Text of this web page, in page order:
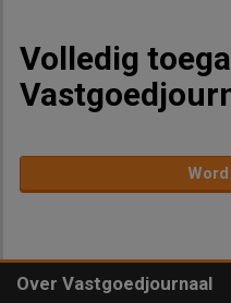
Volledig
Over Vastgoedjournaal